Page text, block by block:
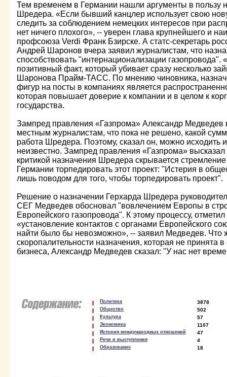
Тем временем в Германии нашли аргументы в пользу
Шредера. «Если бывший канцлер использует свою
следить за соблюдением немецких интересов при
нет ничего плохого», -- уверен глава крупнейшего и
профсоюза Verdi Франк Бзирске. А статс-секретарь
Андрей Шаронов вчера заявил журналистам, что
способствовать "интернационализации газопровода".
позитивный факт, который убивает сразу несколько
Шаронова Прайм-ТАСС. По мнению чиновника,
фигур на посты в компаниях является
которая повышает доверие к компании и в целом к
государства.
Зампред правления «Газпрома» Александр Медведев
местным журналистам, что пока не решено, какой
работа Шредера. Поэтому, сказал он, можно исходить
неизвестно. Зампред правления «Газпрома»
критикой назначения Шредера скрывается
Германии торпедировать этот проект: "Истерия в
лишь поводом для того, чтобы торпедировать проект".
Решение о назначении Герхарда Шредера
СЕГ Медведев обосновал "вовлечением Европы в
Европейского газопровода". К этому процессу,
«установление контактов с органами Европейского
найти было бы невозможно», -- заявил Медведев. Что
скоропалительности назначения, которая не принята
бизнеса, Александр Медведев сказал: "У нас нет
Политика 3878
Общество 502
Культура 57
Экономика 1107
История международных отношений 47
Речи и выступления 4
Образование 18